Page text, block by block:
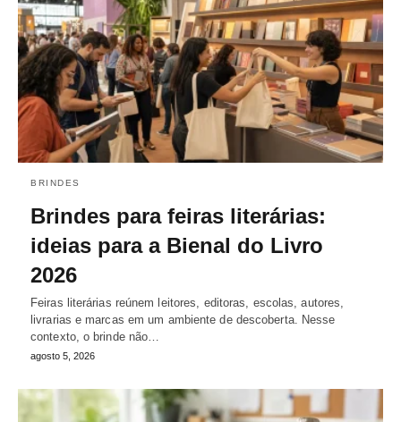
BRINDES
Brindes para feiras literárias:
ideias para a Bienal do Livro
2026
Feiras literárias reúnem leitores, editoras, escolas, autores,
livrarias e marcas em um ambiente de descoberta. Nesse
contexto, o brinde não…
agosto 5, 2026